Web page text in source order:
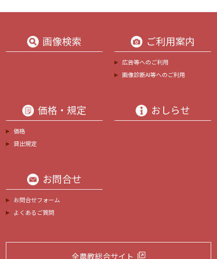
画像検索 ご利用案内
広告等へのご利用
画像診断AI等へのご利用
価格・規定
価格
貸出規定
おしらせ
お問合せ
お問合せフォーム
よくあるご質問
全農教総合サイト